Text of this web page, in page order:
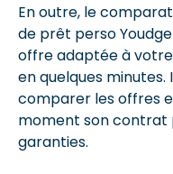
En outre, le
de prêt perso
offre adaptée à
en quelques
comparer les offres
moment son contrat
garanties.